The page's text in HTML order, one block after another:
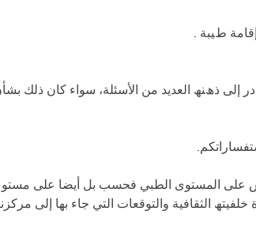
طﯿﺒﺔ .
ذھﻨﮫ اﻟﻌﺪﯾﺪ ﻣﻦ اﻷﺳﺌﻠﺔ، ﺳﻮاء ﻛﺎن ذﻟﻚ ﺑﺸﺄن
ﻋﻠﻰ اﻟﻤﺴﺘﻮى اﻟﻄﺒﻲ ﻓﺤﺴﺐ ﺑﻞ أﯾﻀﺎ ﻋﻠﻰ
اﻟﺜﻘﺎﻓﯿﺔ واﻟﺘﻮﻗﻌﺎت اﻟﺘﻲ ﺟﺎء ﺑﮭﺎ إﻟﻰ